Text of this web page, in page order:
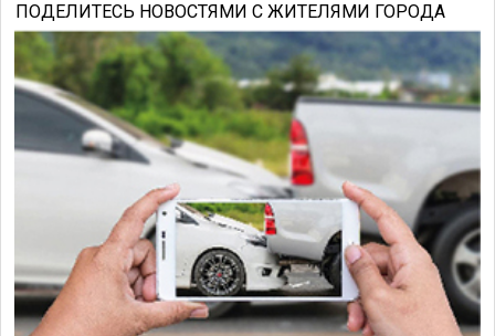
ПОДЕЛИТЕСЬ НОВОСТЯМИ С ЖИТЕЛЯМИ ГОРОДА